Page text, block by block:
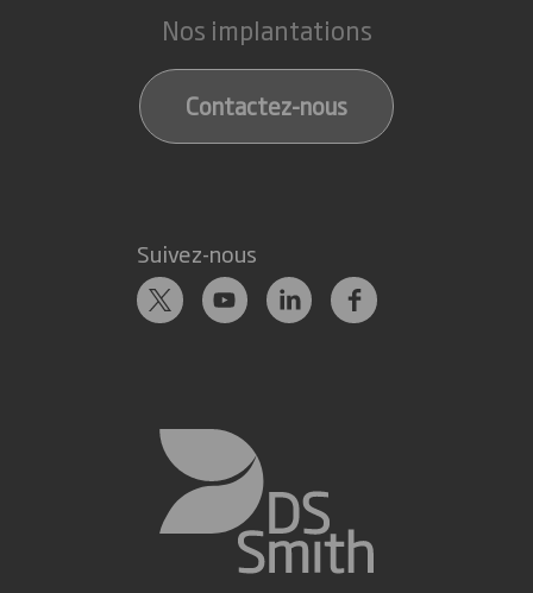
Nos implantations
Contactez-nous
Suivez-nous